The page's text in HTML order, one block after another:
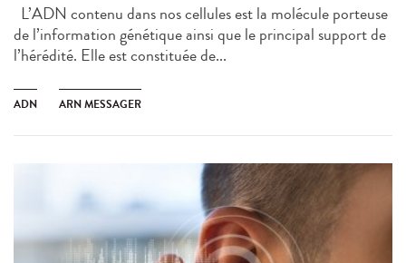
L’ADN contenu dans nos cellules est la molécule porteuse
de l’information génétique ainsi que le principal support de
l’hérédité. Elle est constituée de...
ADN ARN MESSAGER